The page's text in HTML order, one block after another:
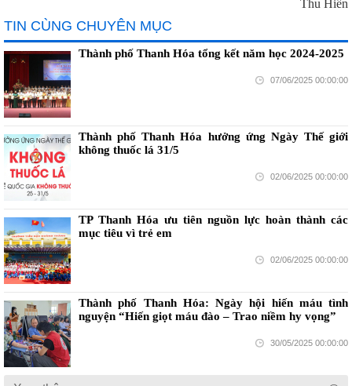
Thu Hiền
TIN CÙNG CHUYÊN MỤC
Thành phố Thanh Hóa tổng kết năm học 2024-2025
07/06/2025 00:00:00
Thành phố Thanh Hóa hưởng ứng Ngày Thế giới
không thuốc lá 31/5
02/06/2025 00:00:00
TP Thanh Hóa ưu tiên nguồn lực hoàn thành các
mục tiêu vì trẻ em
02/06/2025 00:00:00
Thành phố Thanh Hóa: Ngày hội hiến máu tình
nguyện “Hiến giọt máu đào – Trao niềm hy vọng”
30/05/2025 00:00:00